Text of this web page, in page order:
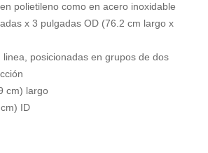
polietileno como en acero inoxidable
x 3 pulgadas OD (76.2 cm largo x
linea, posicionadas en grupos de dos
cm) largo
ID